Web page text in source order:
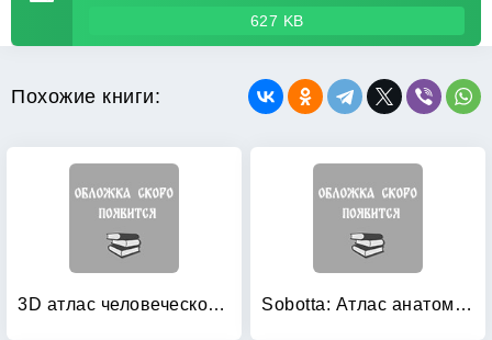
627 KB
Похожие книги:
3D атлас человеческого тела Sobotta: Атлас анатомии человека. В 2-х томах. Том 1: Голова. Шея. Верхняя конечность